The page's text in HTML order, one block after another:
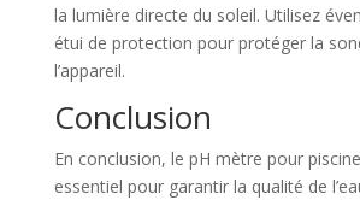
la lumière directe du soleil. Utilisez
étui de protection pour protéger la
l’appareil.
Conclusion
En conclusion, le pH mètre pour
essentiel pour garantir la qualité de